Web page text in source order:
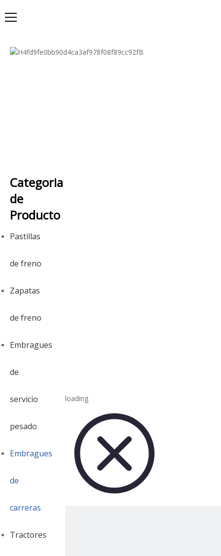
Categoria
de
Producto
Pastillas
de freno
Zapatas
de freno
Embragues
de
servicio
pesado
Embragues
de
carreras
Tractores
loading